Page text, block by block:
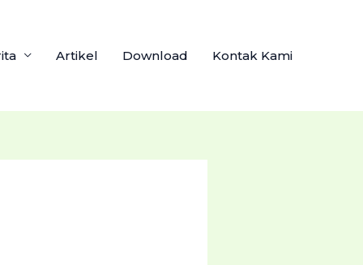
Artikel Download Kontak Kami